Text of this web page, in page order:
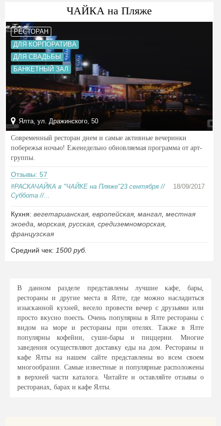
ЧАЙКА на Пляже
РЕСТОРАН
ДЛЯ КОРПОРАТИВА
ДЛЯ СВАДЬБЫ
БАНКЕТНЫЙ ЗАЛ
Ялта, ул. Дражинского, 50
Современный ресторан днем и самые активные вечеринки
побережья ночью! Еженедельно обновляемая программа от арт-
группы.
Отзывы: 57
#РАСКАЧАЙКА в "ЧАЙКЕ на Пляже"23 сентября //
Суббота //...
18/09/2017
Кухня: вегетарианская европейская мангал местная
экоеда морская русская средиземноморская
французская
Средний чек: 1500 руб.
В данном разделе представлены лучшие кафе, бары,
рестораны и другие места в Ялте, где можно насладиться
изысканной кухней, весело провести вечер с друзьями или
просто вкусно поесть. Очень популярны в Ялте рестораны с
видом на море и рестораны при отелях. Также в Ялте
популярны кофейни, суши-бары и пиццерии. Многие
заведения осуществляют доставку еды на дом. Рестораны и
кафе Ялты на нашем сайте представлены во всем своем
многообразии. Самые известные и популярные расположены
в верхней части каталога. Читайте и оставляйте отзывы о
ресторанах, барах и кафе Ялты.